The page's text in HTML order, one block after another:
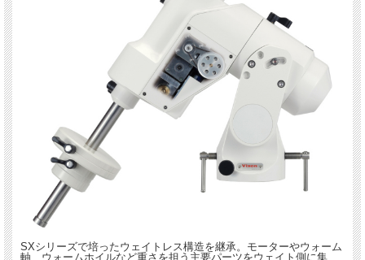
SXシリーズで培ったウェイトレス構造を継承。モーターやウォーム
軸、ウォームホイルなど重さを担う主要パーツをウェイト側に集